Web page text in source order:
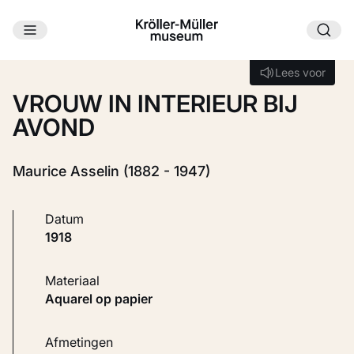
Ga naar hoofdinhoud
Lees voor
Lees voor
VROUW IN INTERIEUR BIJ
AVOND
Maurice Asselin (1882 - 1947)
Datum
1918
Materiaal
Aquarel op papier
Afmetingen